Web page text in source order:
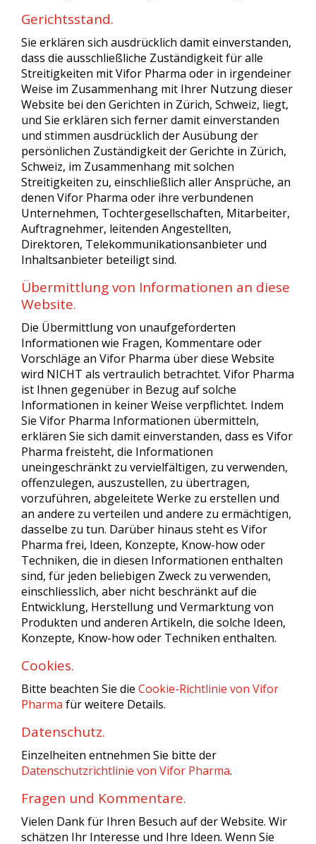
Gerichtsstand.
Sie erklären sich ausdrücklich damit einverstanden,
dass die ausschließliche Zuständigkeit für alle
Streitigkeiten mit Vifor Pharma oder in irgendeiner
Weise im Zusammenhang mit Ihrer Nutzung dieser
Website bei den Gerichten in Zürich, Schweiz, liegt,
und Sie erklären sich ferner damit einverstanden
und stimmen ausdrücklich der Ausübung der
persönlichen Zuständigkeit der Gerichte in Zürich,
Schweiz, im Zusammenhang mit solchen
Streitigkeiten zu, einschließlich aller Ansprüche, an
denen Vifor Pharma oder ihre verbundenen
Unternehmen, Tochtergesellschaften, Mitarbeiter,
Auftragnehmer, leitenden Angestellten,
Direktoren, Telekommunikationsanbieter und
Inhaltsanbieter beteiligt sind.
Übermittlung von Informationen an diese
Website.
Die Übermittlung von unaufgeforderten
Informationen wie Fragen, Kommentare oder
Vorschläge an Vifor Pharma über diese Website
wird NICHT als vertraulich betrachtet. Vifor Pharma
ist Ihnen gegenüber in Bezug auf solche
Informationen in keiner Weise verpflichtet. Indem
Sie Vifor Pharma Informationen übermitteln,
erklären Sie sich damit einverstanden, dass es Vifor
Pharma freisteht, die Informationen
uneingeschränkt zu vervielfältigen, zu verwenden,
offenzulegen, auszustellen, zu übertragen,
vorzuführen, abgeleitete Werke zu erstellen und
an andere zu verteilen und andere zu ermächtigen,
dasselbe zu tun. Darüber hinaus steht es Vifor
Pharma frei, Ideen, Konzepte, Know-how oder
Techniken, die in diesen Informationen enthalten
sind, für jeden beliebigen Zweck zu verwenden,
einschliesslich, aber nicht beschränkt auf die
Entwicklung, Herstellung und Vermarktung von
Produkten und anderen Artikeln, die solche Ideen,
Konzepte, Know-how oder Techniken enthalten.
Cookies.
Bitte beachten Sie die Cookie-Richtlinie von Vifor
Pharma für weitere Details.
Datenschutz.
Einzelheiten entnehmen Sie bitte der
Datenschutzrichtlinie von Vifor Pharma.
Fragen und Kommentare.
Vielen Dank für Ihren Besuch auf der Website. Wir
schätzen Ihr Interesse und Ihre Ideen. Wenn Sie